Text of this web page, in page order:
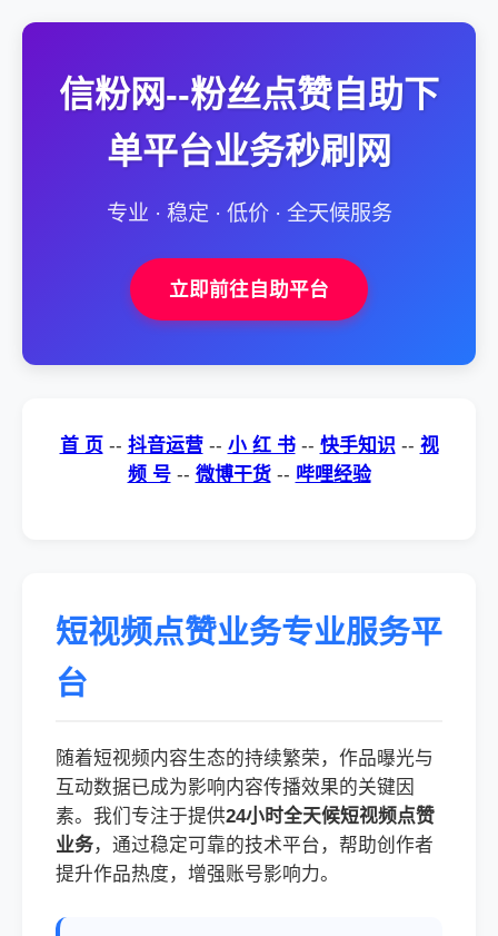
信粉网--粉丝点赞自助下
单平台业务秒刷网
专业 · 稳定 · 低价 · 全天候服务
立即前往自助平台
首 页 -- 抖音运营 -- 小 红 书 -- 快手知识 -- 视
频 号 -- 微博干货 -- 哔哩经验
短视频点赞业务专业服务平
台
随着短视频内容生态的持续繁荣，作品曝光与
互动数据已成为影响内容传播效果的关键因
素。我们专注于提供24小时全天候短视频点赞
业务，通过稳定可靠的技术平台，帮助创作者
提升作品热度，增强账号影响力。